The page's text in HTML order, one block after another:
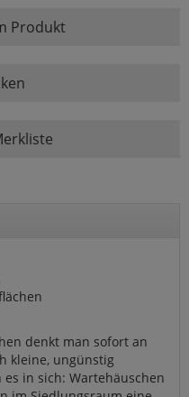
Produkt
denkt man sofort an
kleine, ungünstig
in sich: Wartehäuschen